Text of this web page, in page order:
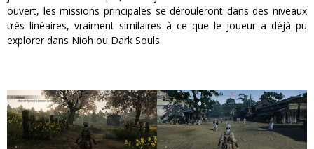
ouvert, les missions principales se dérouleront dans des niveaux
très linéaires, vraiment similaires à ce que le joueur a déjà pu
explorer dans Nioh ou Dark Souls.